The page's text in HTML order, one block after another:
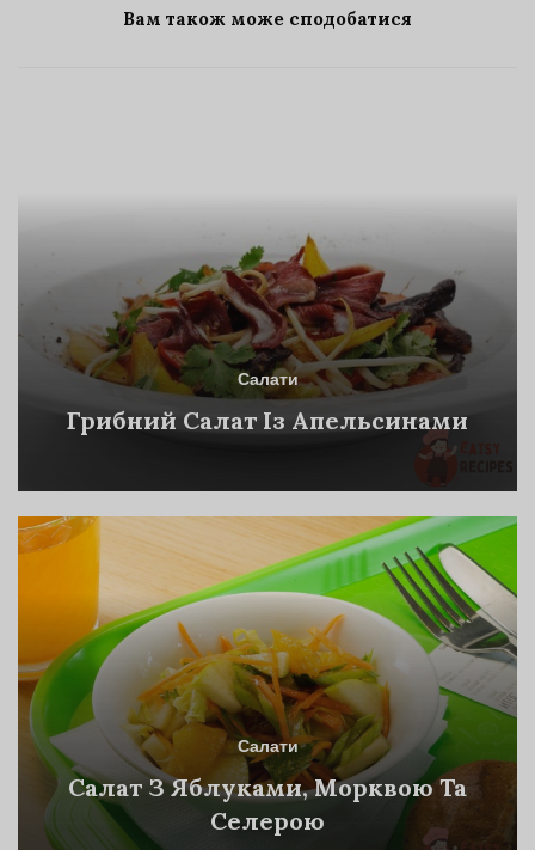
Вам також може сподобатися
Салати
Грибний Салат Із Апельсинами
Салати
Салат З Яблуками, Морквою Та
Селерою